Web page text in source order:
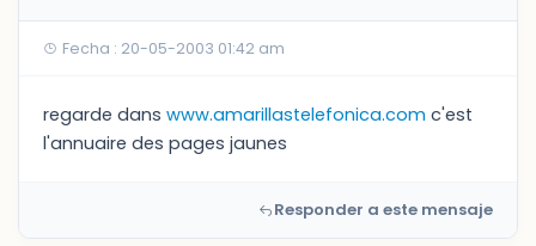
Fecha : 20-05-2003 01:42 am
regarde dans www.amarillastelefonica.com c'est
l'annuaire des pages jaunes
Responder a este mensaje